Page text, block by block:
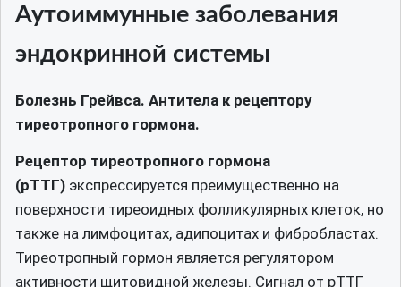
Аутоиммунные заболевания
эндокринной системы
Болезнь Грейвса. Антитела к рецептору
тиреотропного гормона.
Рецептор тиреотропного гормона
(рТТГ) экспрессируется преимущественно на
поверхности тиреоидных фолликулярных клеток, но
также на лимфоцитах, адипоцитах и фибробластах.
Тиреотропный гормон является регулятором
активности щитовидной железы. Сигнал от рТТГ